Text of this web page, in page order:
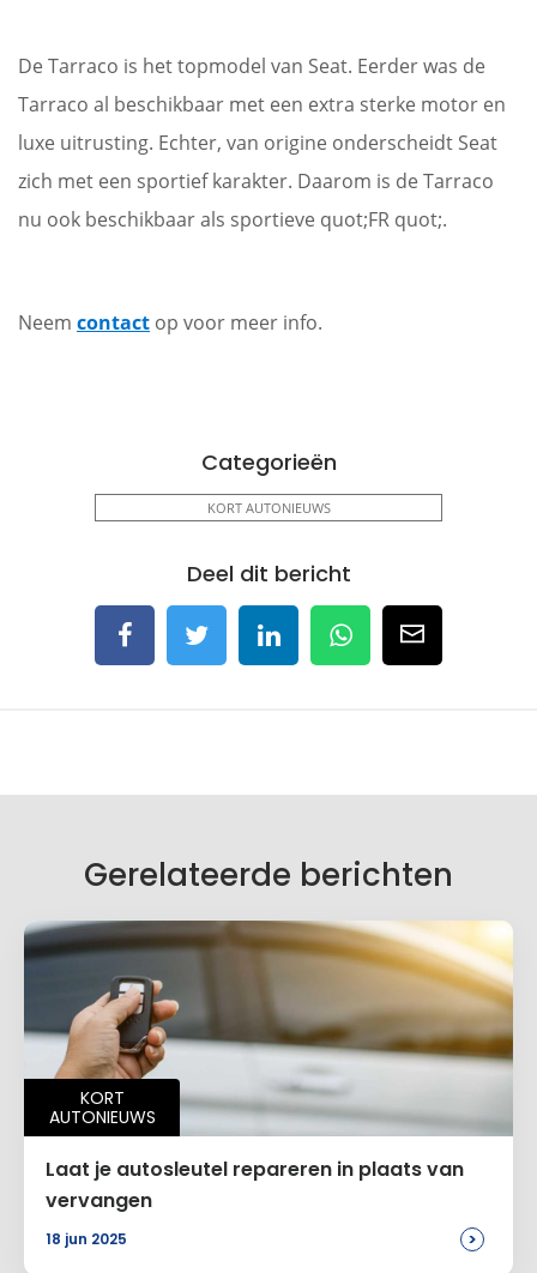
De Tarraco is het topmodel van Seat. Eerder was de
Tarraco al beschikbaar met een extra sterke motor en
luxe uitrusting. Echter, van origine onderscheidt Seat
zich met een sportief karakter. Daarom is de Tarraco
nu ook beschikbaar als sportieve quot;FR quot;.
Neem contact op voor meer info.
Categorieën
KORT AUTONIEUWS
Deel dit bericht
Gerelateerde berichten
KORT
AUTONIEUWS
Laat je autosleutel repareren in plaats van
vervangen
18 jun 2025 >